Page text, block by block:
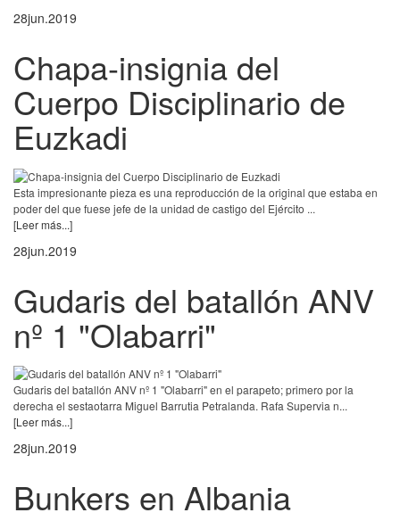
28jun.2019
Chapa-insignia del
Cuerpo Disciplinario de
Euzkadi
Esta impresionante pieza es una reproducción de la original que estaba en
poder del que fuese jefe de la unidad de castigo del Ejército ...
[Leer más...]
28jun.2019
Gudaris del batallón ANV
nº 1 "Olabarri"
Gudaris del batallón ANV nº 1 "Olabarri" en el parapeto; primero por la
derecha el sestaotarra Miguel Barrutia Petralanda. Rafa Supervia n...
[Leer más...]
28jun.2019
Bunkers en Albania